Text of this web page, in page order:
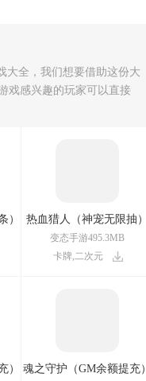
大全，我们想要借助这份大
戏感兴趣的玩家可以直接
） 热血猎人（神宠无限抽）
变态手游495.3MB
卡牌,二次元
） 魂之守护（GM余额提充）